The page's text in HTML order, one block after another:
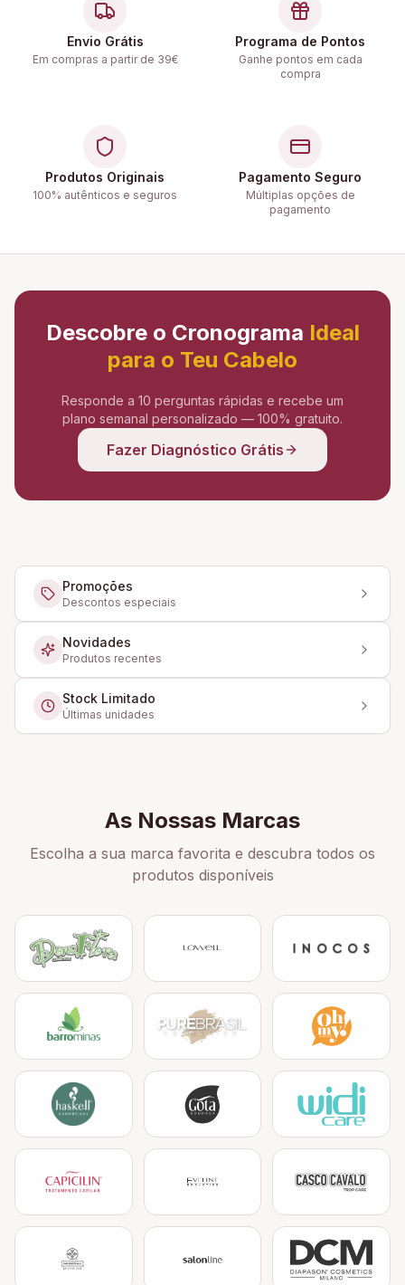
Envio Grátis
Em compras a partir de 39€
Programa de Pontos
Ganhe pontos em cada
compra
Produtos Originais
100% autênticos e seguros
Pagamento Seguro
Múltiplas opções de
pagamento
Descobre o Cronograma Ideal
para o Teu Cabelo
Responde a 10 perguntas rápidas e recebe um
plano semanal personalizado — 100% gratuito.
Fazer Diagnóstico Grátis
Promoções
Descontos especiais
Novidades
Produtos recentes
Stock Limitado
Últimas unidades
As Nossas Marcas
Escolha a sua marca favorita e descubra todos os
produtos disponíveis